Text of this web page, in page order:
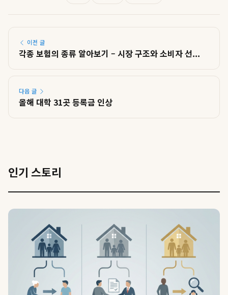
이전 글
각종 보험의 종류 알아보기 – 시장 구조와 소비자 선...
다음 글
올해 대학 31곳 등록금 인상
인기 스토리